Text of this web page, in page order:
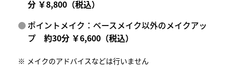
分 ￥8,800（税込）
ポイントメイク：ベースメイク以外のメイクアッ
プ約30分 ￥6,600（税込）
メイクのアドバイスなどは行いません